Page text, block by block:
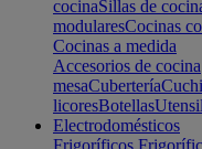
cocinaSillas de
modularesCocinas
Cocinas a medida
Accesorios de cocina
mesaCubertería
licoresBotellas
Electrodomésticos
Frigoríficos